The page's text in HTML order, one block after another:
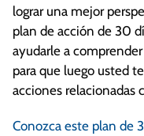
lograr una mejor
plan de acción de 30
ayudarle a
para que luego usted
acciones relacionadas
Conozca este plan de